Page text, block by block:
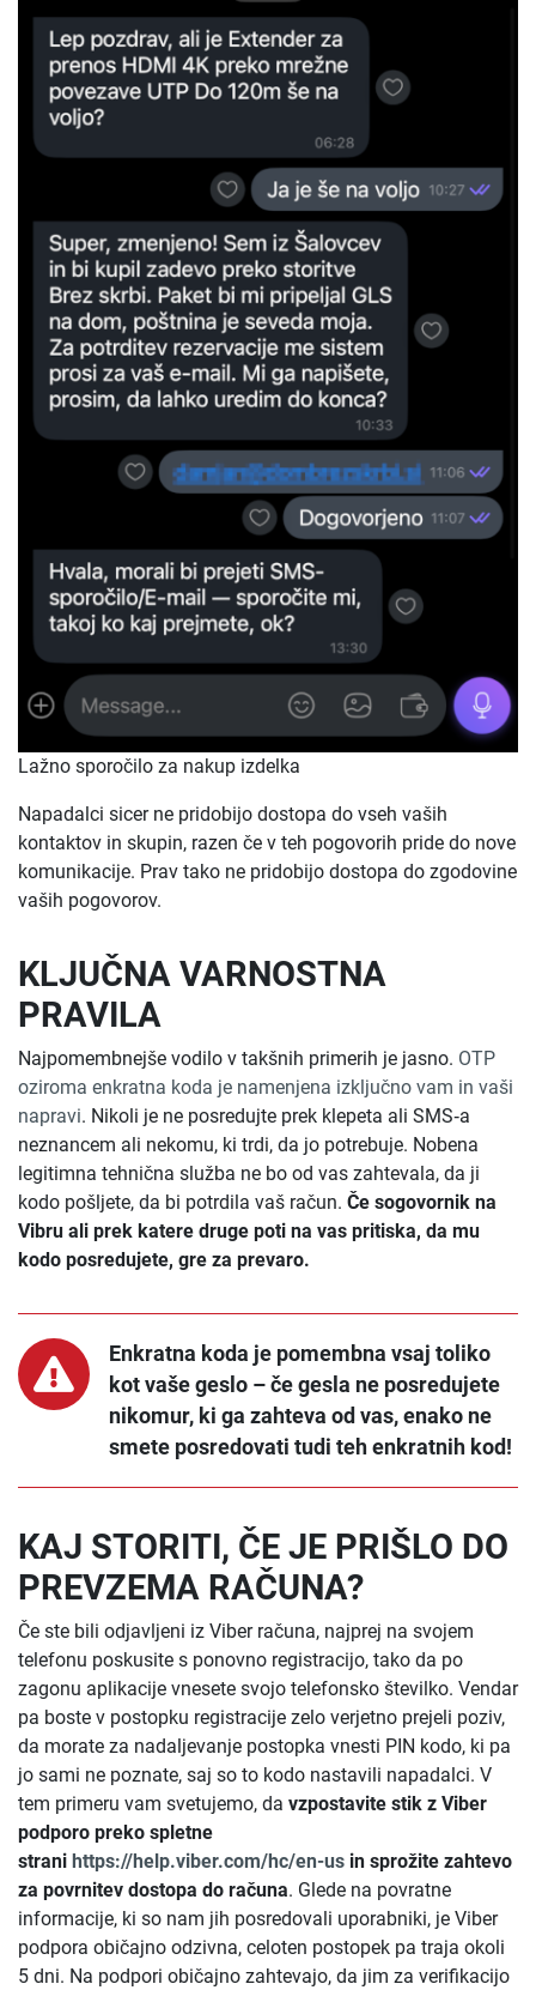
Lažno sporočilo za nakup izdelka
Napadalci sicer ne pridobijo dostopa do vseh vaših
kontaktov in skupin, razen če v teh pogovorih pride do nove
komunikacije. Prav tako ne pridobijo dostopa do zgodovine
vaših pogovorov.
KLJUČNA VARNOSTNA
PRAVILA
Najpomembnejše vodilo v takšnih primerih je jasno. OTP
oziroma enkratna koda je namenjena izključno vam in vaši
napravi. Nikoli je ne posredujte prek klepeta ali SMS‑a
neznancem ali nekomu, ki trdi, da jo potrebuje. Nobena
legitimna tehnična služba ne bo od vas zahtevala, da ji
kodo pošljete, da bi potrdila vaš račun. Če sogovornik na
Vibru ali prek katere druge poti na vas pritiska, da mu
kodo posredujete, gre za prevaro.
Enkratna koda je pomembna vsaj toliko
kot vaše geslo – če gesla ne posredujete
nikomur, ki ga zahteva od vas, enako ne
smete posredovati tudi teh enkratnih kod!
KAJ STORITI, ČE JE PRIŠLO DO
PREVZEMA RAČUNA?
Če ste bili odjavljeni iz Viber računa, najprej na svojem
telefonu poskusite s ponovno registracijo, tako da po
zagonu aplikacije vnesete svojo telefonsko številko. Vendar
pa boste v postopku registracije zelo verjetno prejeli poziv,
da morate za nadaljevanje postopka vnesti PIN kodo, ki pa
jo sami ne poznate, saj so to kodo nastavili napadalci. V
tem primeru vam svetujemo, da vzpostavite stik z Viber
podporo preko spletne
strani https://help.viber.com/hc/en-us in sprožite zahtevo
za povrnitev dostopa do računa. Glede na povratne
informacije, ki so nam jih posredovali uporabniki, je Viber
podpora običajno odzivna, celoten postopek pa traja okoli
5 dni. Na podpori običajno zahtevajo, da jim za verifikacijo